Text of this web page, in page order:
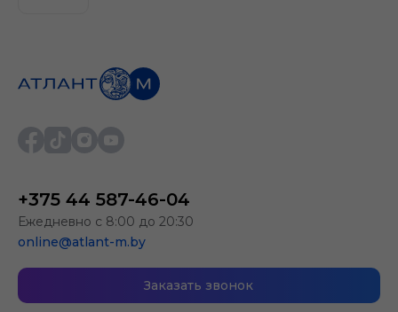
+375 44 587-46-04
Ежедневно с 8:00 до 20:30
online@atlant-m.by
Заказать звонок